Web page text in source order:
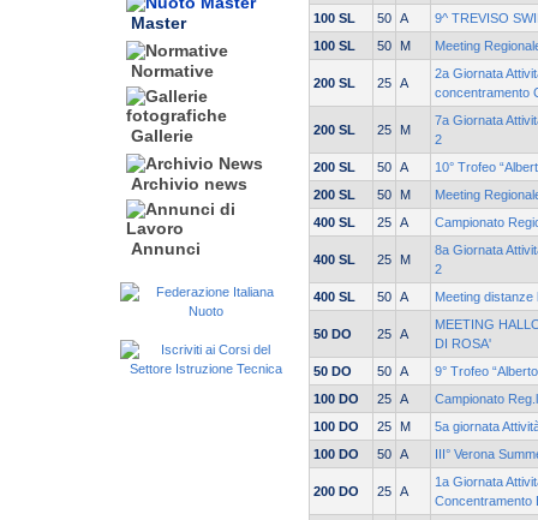
Master
Normative
Gallerie
Archivio news
Annunci
100 SL
50 A
9^ TREVISO
100 SL
50 M Meeting
200 SL 25 A
2a Giornata
concentramento
200 SL 25 M
7a Giornata
2
200 SL
50 A
10° Trofeo
200 SL
50 M
Meeting
400 SL
25 A Campionato
400 SL 25 M
8a Giornata
2
400 SL
50 A Meeting distanze
50 DO 25 A
MEETING
DI ROSA'
50 DO
50 A
9° Trofeo
100 DO
25 A
Campionato
100 DO
25 M
5a giornata
100 DO
50 A III° Verona
200 DO 25 A
1a Giornata
Concentramento